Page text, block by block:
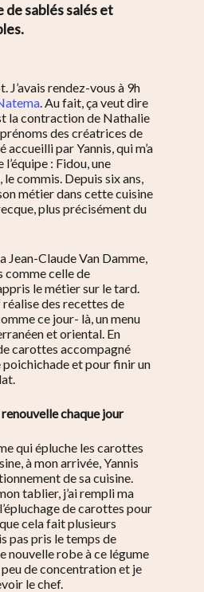
sablés salés et
J’avais rendez-vous à 9h
. Au fait, ça veut dire
la contraction de Nathalie
des créatrices de
accueilli par Yannis, qui m’a
: Fidou, une
le commis. Depuis six ans,
métier dans cette cuisine
plus précisément du
Jean-Claude Van Damme,
comme celle de
le métier sur le tard.
réalise des recettes de
ce jour- là, un menu
et oriental. En
carottes accompagné
poichichade et pour finir un
chaque jour
qui épluche les carottes
à mon arrivée, Yannis
de sa cuisine.
tablier, j’ai rempli ma
de carottes pour
cela fait plusieurs
pas pris le temps de
nouvelle robe à ce légume
de concentration et je
le chef.